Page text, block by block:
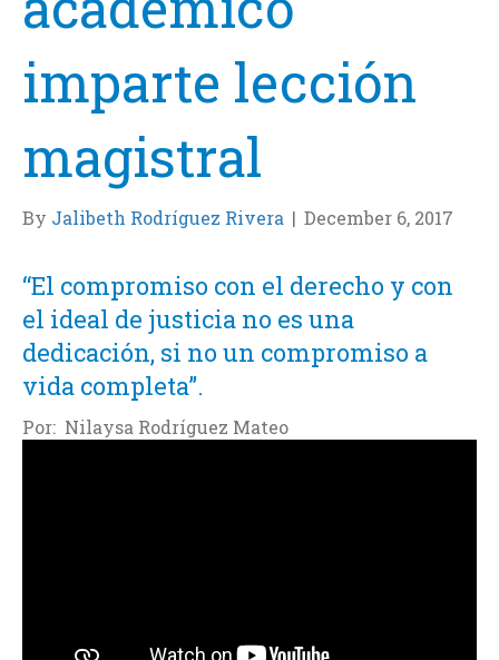
imparte lección
magistral
By Jalibeth Rodríguez Rivera | December 6, 2017
“El compromiso con el derecho y con
el ideal de justicia no es una
dedicación, si no un compromiso a
vida completa”.
Por: Nilaysa Rodríguez Mateo